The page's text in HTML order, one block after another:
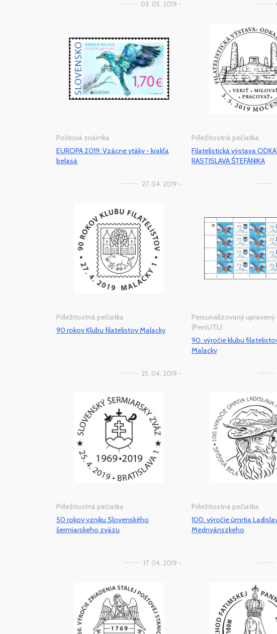
03. 05. 2019 -
Poštová známka
EUROPA 2019: Vzácne vtáky - krakľa
belasá
Príležitostná pečiatka
Filatelistická výstava
RASTISLAVA ŠTEFÁNIKA
27. 04. 2019 -
Príležitostná pečiatka
90 rokov Klubu filatelistov Malacky
Personalizovaný
(PersUTL)
90. výročie klubu
Malacky
25. 04. 2019 -
Príležitostná pečiatka
50 rokov vzniku Slovenského
šermiarskeho zväzu
Príležitostná pečiatka
100. výročie úmrtia
Mednyánszkeho
17. 04. 2019 -